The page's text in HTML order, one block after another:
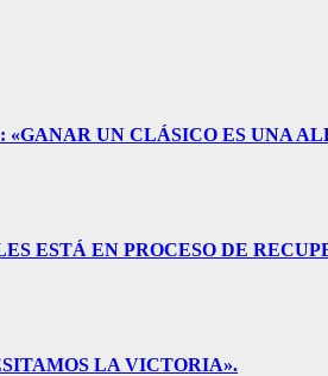
UN CLÁSICO ES UNA
ESTÁ EN PROCESO DE
LA VICTORIA».